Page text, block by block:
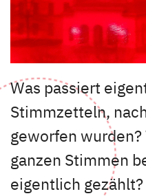
Was passiert
Stimmzetteln,
geworfen
ganzen Stimmen
eigentlich